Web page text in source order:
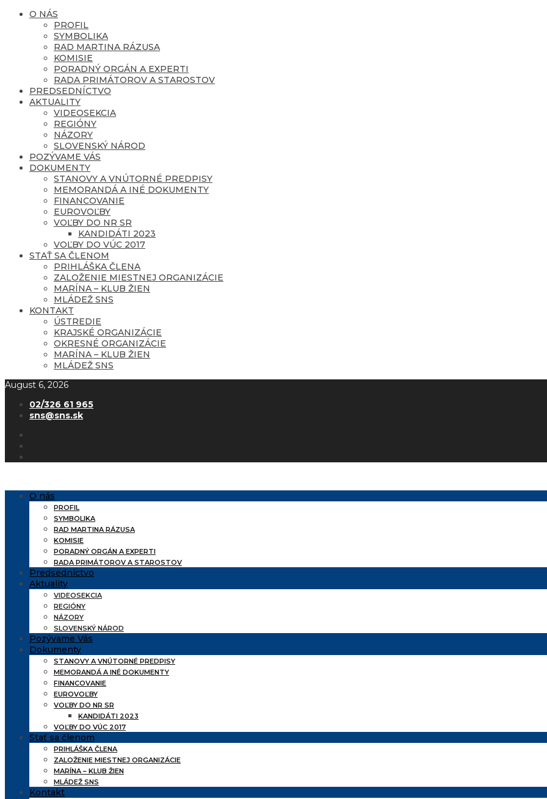
O NÁS
PROFIL
SYMBOLIKA
RAD MARTINA RÁZUSA
KOMISIE
PORADNÝ ORGÁN A EXPERTI
RADA PRIMÁTOROV A STAROSTOV
PREDSEDNÍCTVO
AKTUALITY
VIDEOSEKCIA
REGIÓNY
NÁZORY
SLOVENSKÝ NÁROD
POZÝVAME VÁS
DOKUMENTY
STANOVY A VNÚTORNÉ PREDPISY
MEMORANDÁ A INÉ DOKUMENTY
FINANCOVANIE
EUROVOĽBY
VOĽBY DO NR SR
KANDIDÁTI 2023
VOĽBY DO VÚC 2017
STAŤ SA ČLENOM
PRIHLÁŠKA ČLENA
ZALOŽENIE MIESTNEJ ORGANIZÁCIE
MARÍNA – KLUB ŽIEN
MLÁDEŽ SNS
KONTAKT
ÚSTREDIE
KRAJSKÉ ORGANIZÁCIE
OKRESNÉ ORGANIZÁCIE
MARÍNA – KLUB ŽIEN
MLÁDEŽ SNS
August 6, 2026
02/326 61 965
sns@sns.sk
O nás
PROFIL
SYMBOLIKA
RAD MARTINA RÁZUSA
KOMISIE
PORADNÝ ORGÁN A EXPERTI
RADA PRIMÁTOROV A STAROSTOV
Predsedníctvo
Aktuality
VIDEOSEKCIA
REGIÓNY
NÁZORY
SLOVENSKÝ NÁROD
Pozývame Vás
Dokumenty
STANOVY A VNÚTORNÉ PREDPISY
MEMORANDÁ A INÉ DOKUMENTY
FINANCOVANIE
EUROVOĽBY
VOĽBY DO NR SR
KANDIDÁTI 2023
VOĽBY DO VÚC 2017
Stať sa členom
PRIHLÁŠKA ČLENA
ZALOŽENIE MIESTNEJ ORGANIZÁCIE
MARÍNA – KLUB ŽIEN
MLÁDEŽ SNS
Kontakt